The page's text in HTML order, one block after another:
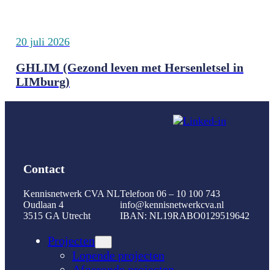
20 juli 2026
GHLIM (Gezond leven met Hersenletsel in
LIMburg)
Contact
Kennisnetwerk CVA NL
Oudlaan 4
3515 GA Utrecht
Telefoon 06 – 10 100 743
info@kennisnetwerkcva.nl
IBAN: NL19RABO0129519642
Projecten
Lopende projecten